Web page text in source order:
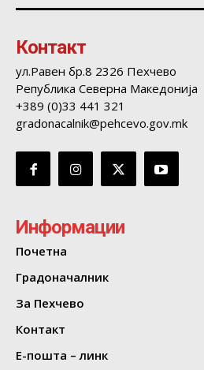
Контакт
ул.Равен бр.8 2326 Пехчево
Република Северна Македонија
+389 (0)33 441 321
gradonacalnik@pehcevo.gov.mk
Информации
Почетна
Градоначалник
За Пехчево
Контакт
Е-пошта – линк